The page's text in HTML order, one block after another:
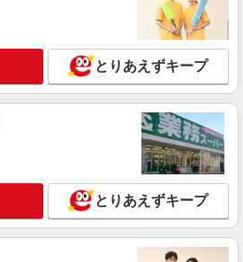
とりあえずキープ
とりあえずキープ